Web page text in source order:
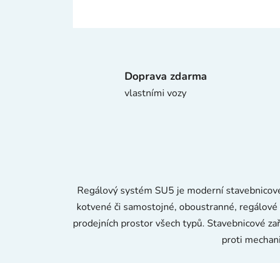
Doprava zdarma
vlastními vozy
Regálový systém SU5 je moderní
kotvené či samostojné, oboustranné,
prodejních prostor všech typů. Stavebnicové
proti